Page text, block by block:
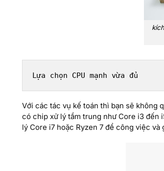
Lựa chọn CPU mạnh vừa đủ
Với các tác vụ kế toán thì bạn sẽ không
có chip xử lý tầm trung như Core i3 đến
lý Core i7 hoặc Ryzen 7 để công việc